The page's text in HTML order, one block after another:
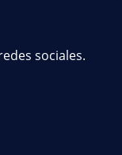
sociales.